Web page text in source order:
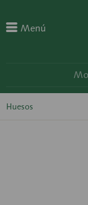
Menú
Huesos